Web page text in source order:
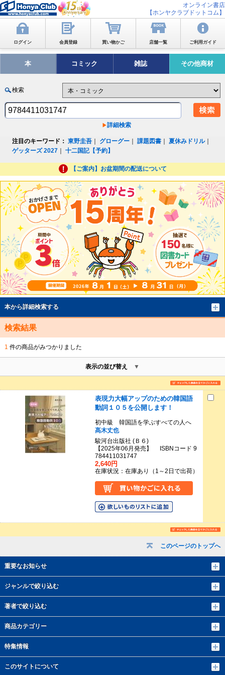
オンライン書店
【ホンヤクラブドットコム】
ログイン 会員登録 買い物かご 店舗一覧 ご利用ガイド
本 コミック 雑誌 その他商材
検索
詳細検索
注目のキーワード： 東野圭吾 グローグー ｜課題図書 ｜夏休みドリル｜
ゲッターズ 2027 ｜十二国記【予約】
【ご案内】お盆期間の配送について
このページのトップへ
重要なお知らせ
ジャンルで絞り込む
著者で絞り込む
商品カテゴリー
特集情報
このサイトについて
本から詳細検索する
検索結果
1 件の商品がみつかりました
表示の並び替え
表現力大幅アップのための韓国語
動詞１０５を公開します！
初中級 韓国語を学ぶすべての人へ
髙木丈也
駿河台出版社 (Ｂ６)
【2025年06月発売】 ISBNコード 9
784411031747
2,640円
在庫状況：在庫あり（1～2日で出荷）